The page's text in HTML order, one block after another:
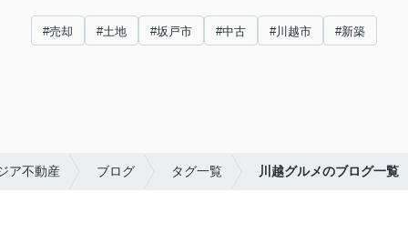
#売却 #土地 #坂戸市 #中古 #川越市 #新築
ア不動産 ブログ タグ一覧 川越グルメのブログ一覧